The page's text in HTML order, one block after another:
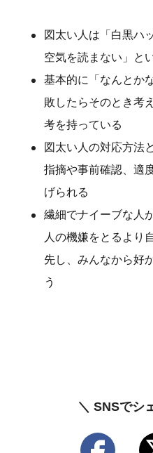
図太い人は「白黒ハ
空気を読まない」と
基本的に「なんとか
敗したらそのとき考
考を持っている
図太い人の対応方法
指摘や事前確認、適
げられる
繊細でナイーブな人
人の機嫌をとるより
先し、みんなから好
う
＼ SNSでシ